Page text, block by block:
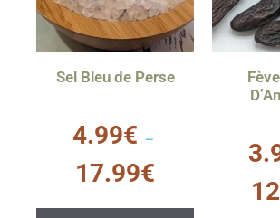
Sel Bleu de Perse
s
u
5
4.99€ –
17.99€
s
u
5